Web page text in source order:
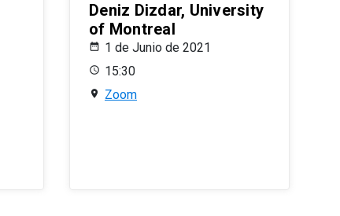
Deniz Dizdar, University
of Montreal
1 de Junio de 2021
15:30
Zoom